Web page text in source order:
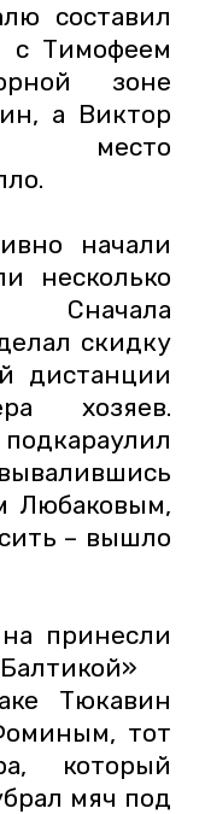
составил
с Тимофеем
зоне
а Виктор
место
начали
несколько
Сначала
скидку
дистанции
хозяев.
Любаковым,
– вышло
принесли
Тюкавин
тот
который
мяч под